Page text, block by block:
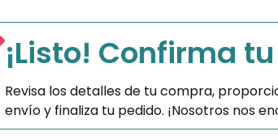
¡Listo! Confirma
Revisa los detalles de tu compra,
envío y finaliza tu pedido. ¡Nosotros nos